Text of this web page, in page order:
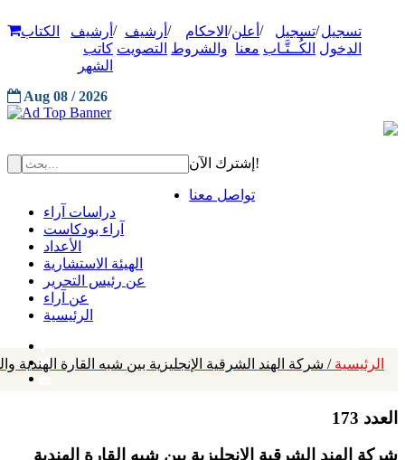
تسجيل
الدخول
/تسجيل
الكُــتَّـاب
/ أعلن
معنا
/ الاحكام
والشروط
/ أرشيف
التصويت
/ أرشيف
كاتب
الشهر
الكتاب
Aug 08 / 2026
إشترك الآن!
تواصل معنا
دراسات آراء
آراء بودكاست
الأعداد
الهيئة الاستشارية
عن رئيس التحرير
عن آراء
الرئيسية
الرئيسية / شركة الهند الشرقية الإنجليزية بين شبه القارة الهندية
العدد 173
شركة الهند الشرقية الإنجليزية بين شبه القارة الهندية